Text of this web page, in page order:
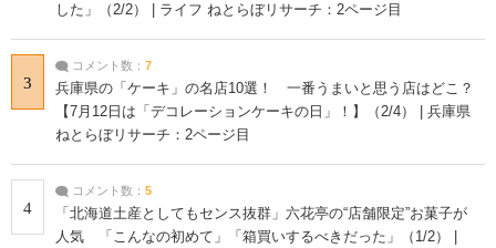
した」（2/2） | ライフ ねとらぼリサーチ：2ページ目
3
コメント数： 7
兵庫県の「ケーキ」の名店10選！ 一番うまいと思う店はどこ？
【7月12日は「デコレーションケーキの日」！】（2/4） | 兵庫県
ねとらぼリサーチ：2ページ目
4
コメント数： 5
「北海道土産としてもセンス抜群」六花亭の“店舗限定”お菓子が
人気 「こんなの初めて」「箱買いするべきだった」（1/2） |